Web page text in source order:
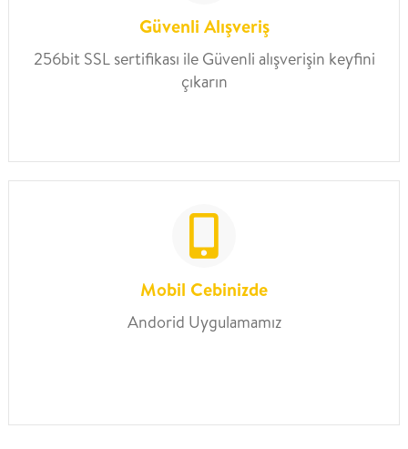
Güvenli Alışveriş
256bit SSL sertifikası ile Güvenli alışverişin keyfini
çıkarın
Mobil Cebinizde
Andorid Uygulamamız